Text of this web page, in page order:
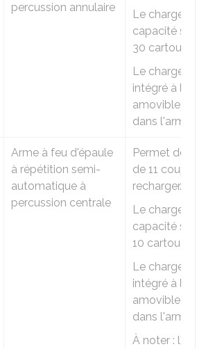
percussion annulaire
Le chargeur a
capacité
30
Le chargeur
intégré à
amovible et
dans l'arme.
Arme à feu d'épaule
à répétition semi-
automatique à
percussion centrale
Permet de
de 11 coups
recharger.
Le chargeur a
capacité
10 cartouches.
Le chargeur
intégré à
amovible et
dans l'arme.
À noter :